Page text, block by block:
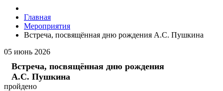
Главная
Мероприятия
Встреча, посвящённая дню рождения А.С. Пушкина
05 июнь 2026
Встреча, посвящённая дню рождения
А.С. Пушкина
пройдено